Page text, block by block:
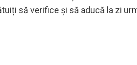
să verifice și să aducă la zi